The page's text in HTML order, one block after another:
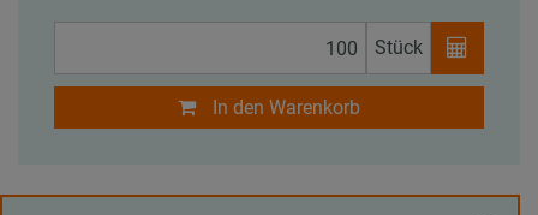
Stück
In den Warenkorb